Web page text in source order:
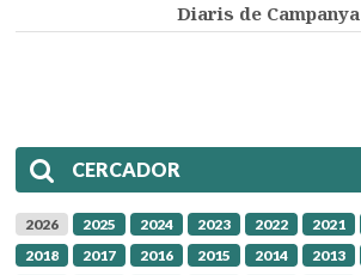
Diaris de Campanya
CERCADOR
2026 2025 2024 2023 2022 2021
2018
2017 2016 2015 2014 2013